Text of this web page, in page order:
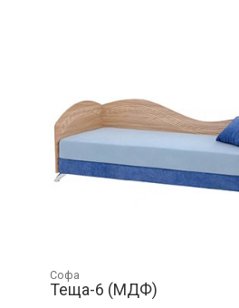
Софа
Теща-6 (МДФ)